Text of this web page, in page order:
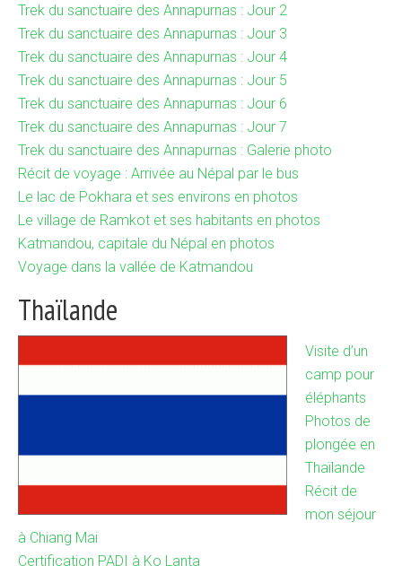
Trek du sanctuaire des Annapurnas : Jour 2
Trek du sanctuaire des Annapurnas : Jour 3
Trek du sanctuaire des Annapurnas : Jour 4
Trek du sanctuaire des Annapurnas : Jour 5
Trek du sanctuaire des Annapurnas : Jour 6
Trek du sanctuaire des Annapurnas : Jour 7
Trek du sanctuaire des Annapurnas : Galerie photo
Récit de voyage : Arrivée au Népal par le bus
Le lac de Pokhara et ses environs en photos
Le village de Ramkot et ses habitants en photos
Katmandou, capitale du Népal en photos
Voyage dans la vallée de Katmandou
Thaïlande
Visite d’un
camp pour
éléphants
Photos de
plongée en
Thaïlande
Récit de
mon séjour
à Chiang Mai
Certification PADI à Ko Lanta